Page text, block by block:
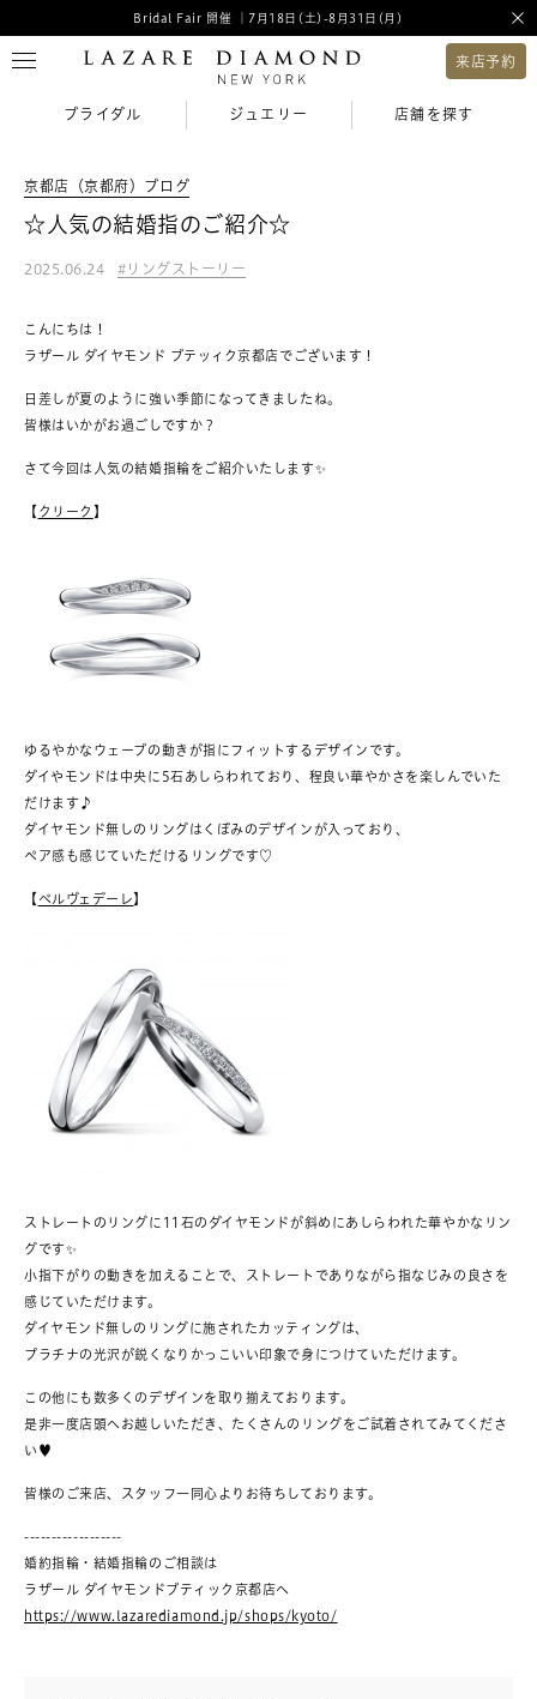
Bridal Fair 開催 ｜7月18日(土)-8月31日(月)
来店予約
ブライダル ジュエリー 店舗を探す
京都店（京都府）ブログ
☆人気の結婚指のご紹介☆
2025.06.24 リングストーリー
こんにちは！
ラザール ダイヤモンド ブテッィク京都店でございます！
日差しが夏のように強い季節になってきましたね。
皆様はいかがお過ごしですか？
さて今回は人気の結婚指輪をご紹介いたします✨
【 クリーク 】
ゆるやかなウェーブの動きが指にフィットするデザインです。
ダイやモンドは中央に5石あしらわれており、程良い華やかさを楽しんでいた
だけます♪
ダイヤモンド無しのリングはくぼみのデザインが入っており、
ペア感も感じていただけるリングです♡
【 ベルヴェデーレ】
ストレートのリングに11石のダイヤモンドが斜めにあしらわれた華やかなリン
グです✨
小指下がりの動きを加えることで、ストレートでありながら指なじみの良さを
感じていただけます。
ダイヤモンド無しのリングに施されたカッティングは、
プラチナの光沢が鋭くなりかっこいい印象で身につけていただけます。
この他にも数多くのデザインを取り揃えております。
是非一度店頭へお越しいただき、たくさんのリングをご試着されてみてくださ
い♥
皆様のご来店、スタッフ一同心よりお待ちしております。
------------------
婚約指輪・結婚指輪のご相談は
ラザール ダイヤモンドブティック京都店へ
https://www.lazarediamond.jp/shops/kyoto/